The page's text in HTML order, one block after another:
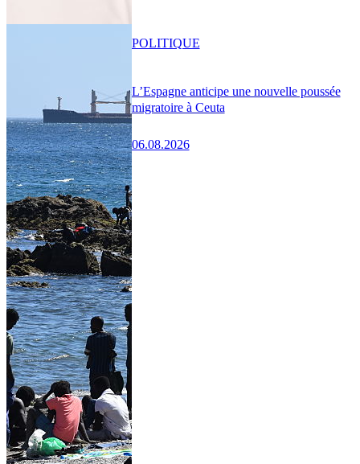
L’Espagne anticipe une nouvelle poussée
migratoire à Ceuta
06.08.2026
POLITIQUE